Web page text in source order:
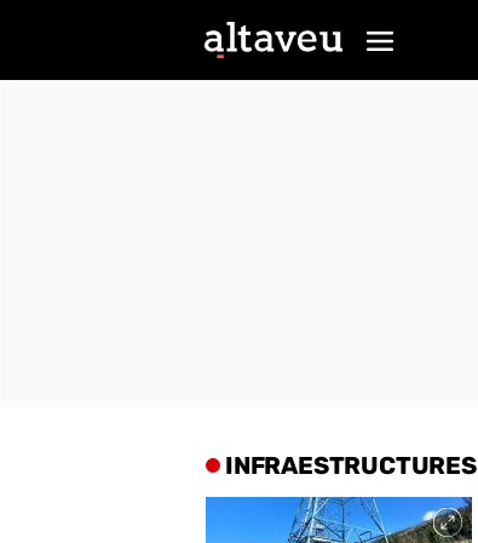
INFRAESTRUCTURES